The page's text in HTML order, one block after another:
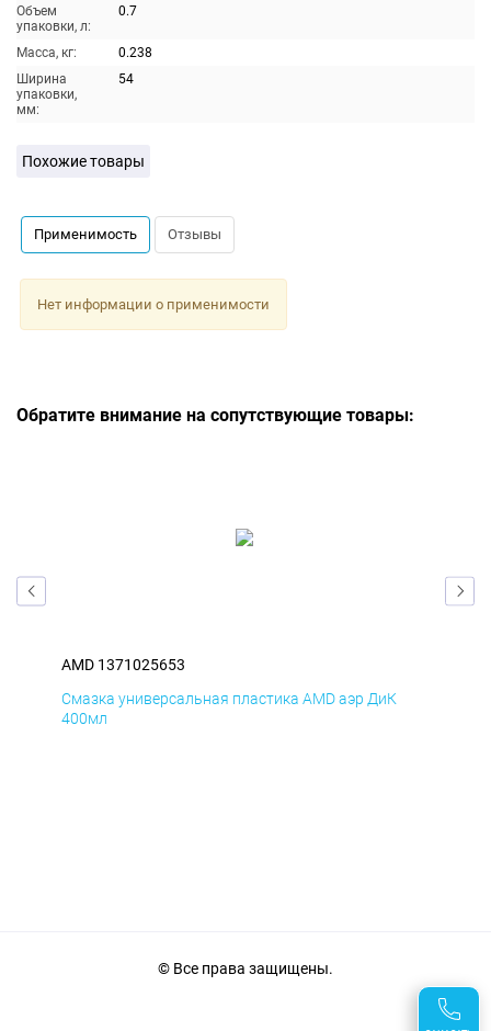
Объем
упаковки, л:
0.7
Масса, кг:
0.238
Ширина
упаковки,
мм:
54
Похожие товары
Применимость Отзывы
Нет информации о применимости
Обратите внимание на сопутствующие товары:
AMD 1371025653
Смазка универсальная пластика AMD аэр ДиК
400мл
© Все права защищены.